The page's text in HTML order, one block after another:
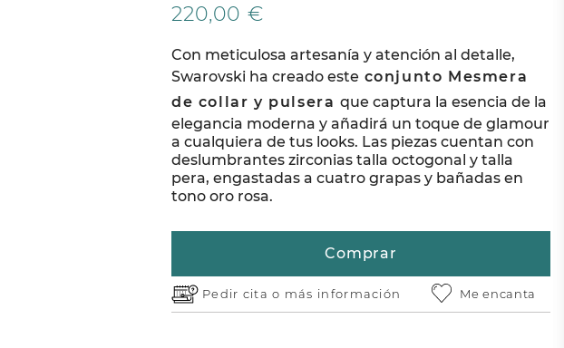
220,00 €
Con meticulosa artesanía y atención al detalle,
Swarovski ha creado este conjunto Mesmera
de collar y pulsera que captura la esencia de la
elegancia moderna y añadirá un toque de glamour
a cualquiera de tus looks. Las piezas cuentan con
deslumbrantes zirconias talla octogonal y talla
pera, engastadas a cuatro grapas y bañadas en
tono oro rosa.
Comprar
Pedir cita o más información Me encanta